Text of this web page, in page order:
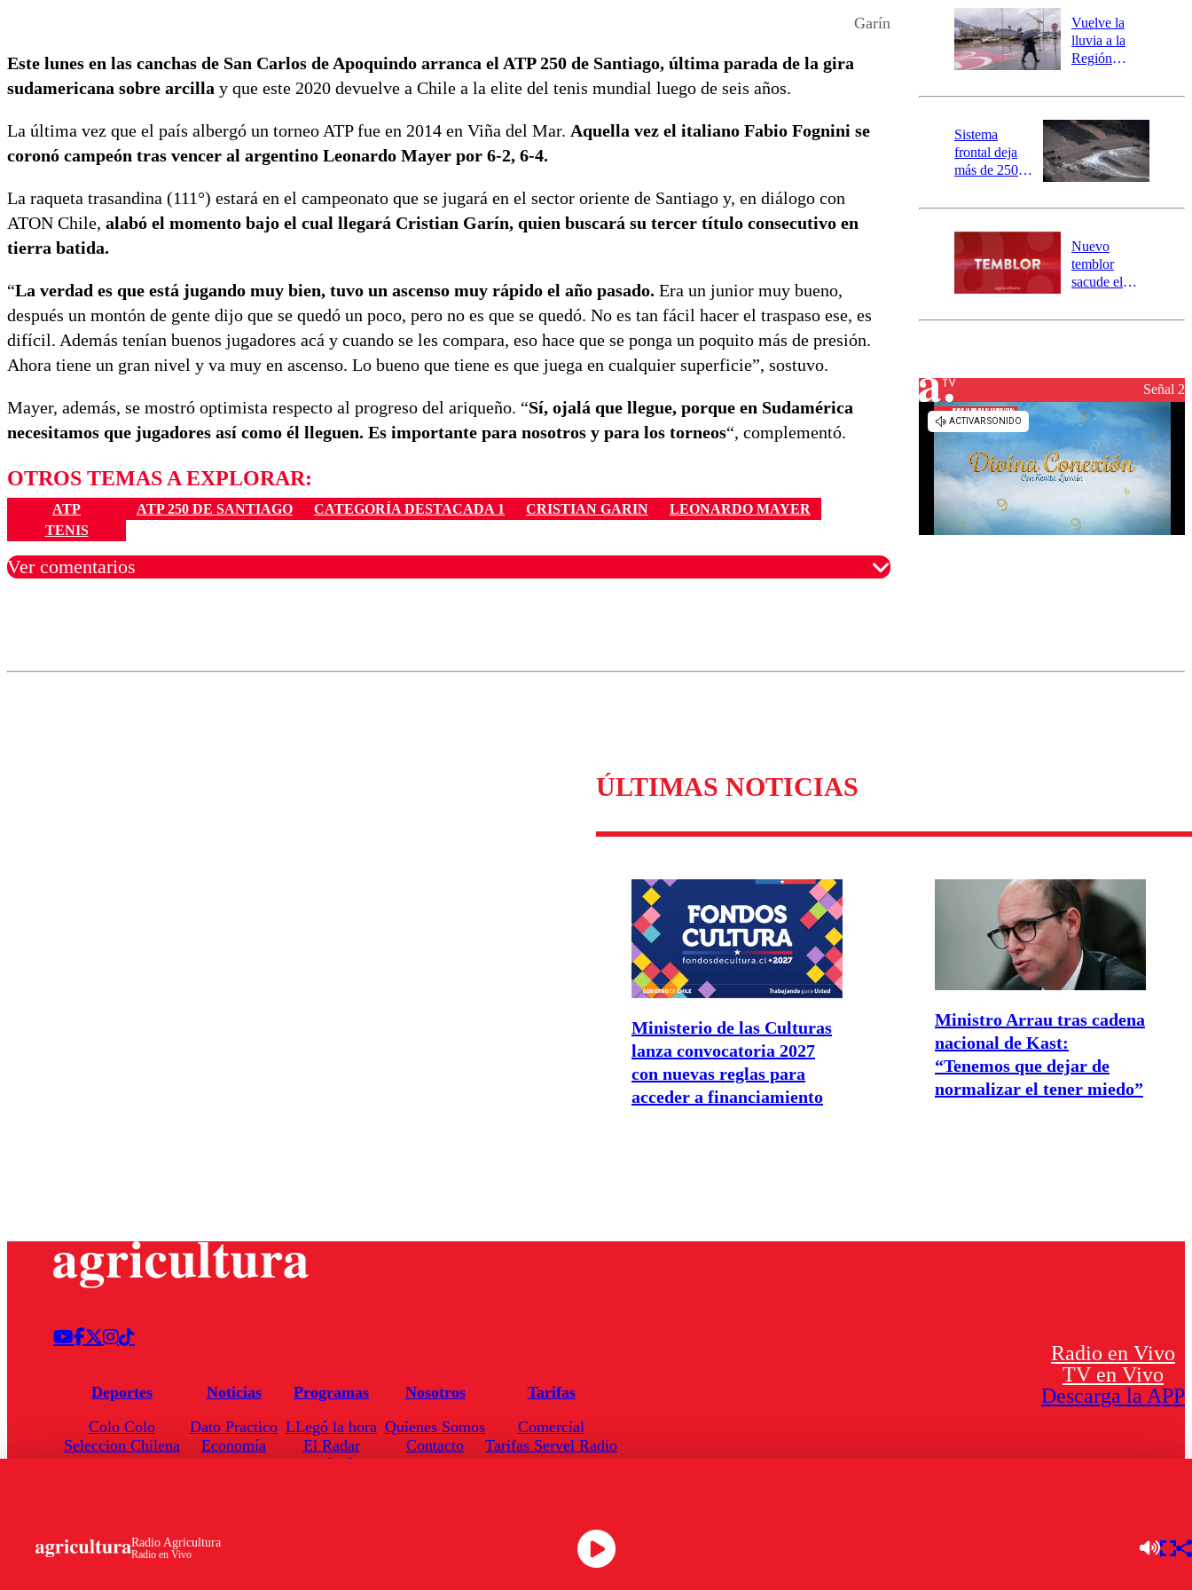
Garín
Este lunes en las canchas de San Carlos de Apoquindo arranca el ATP 250 de Santiago, última parada de la gira
sudamericana sobre arcilla y que este 2020 devuelve a Chile a la elite del tenis mundial luego de seis años.
La última vez que el país albergó un torneo ATP fue en 2014 en Viña del Mar. Aquella vez el italiano Fabio Fognini se
coronó campeón tras vencer al argentino Leonardo Mayer por 6-2, 6-4.
La raqueta trasandina (111°) estará en el campeonato que se jugará en el sector oriente de Santiago y, en diálogo con
ATON Chile, alabó el momento bajo el cual llegará Cristian Garín, quien buscará su tercer título consecutivo en
tierra batida.
“La verdad es que está jugando muy bien, tuvo un ascenso muy rápido el año pasado. Era un junior muy bueno,
después un montón de gente dijo que se quedó un poco, pero no es que se quedó. No es tan fácil hacer el traspaso ese, es
difícil. Además tenían buenos jugadores acá y cuando se les compara, eso hace que se ponga un poquito más de presión.
Ahora tiene un gran nivel y va muy en ascenso. Lo bueno que tiene es que juega en cualquier superficie”, sostuvo.
Mayer, además, se mostró optimista respecto al progreso del ariqueño. “Sí, ojalá que llegue, porque en Sudamérica
necesitamos que jugadores así como él lleguen. Es importante para nosotros y para los torneos“, complementó.
OTROS TEMAS A EXPLORAR:
ATP ATP 250 DE SANTIAGO CATEGORÍA DESTACADA 1 CRISTIAN GARIN
LEONARDO MAYER
TENIS
Ver comentarios
río Damas:
activa
mensajería
SAE
Vuelve la
lluvia a la
Región
este es el
la DMC para
este viernes
Sistema
frontal deja
más de 250
y 317
aisladas entre
Valparaíso y
Los Ríos
Nuevo
temblor
sacude el
revisa la
Señal 2
ÚLTIMAS NOTICIAS
Ministerio de las Culturas
lanza convocatoria 2027
con nuevas reglas para
acceder a financiamiento
Ministro Arrau tras cadena
nacional de Kast:
“Tenemos que dejar de
normalizar el tener miedo”
Radio Agricultura
Radio en Vivo
Deportes
Colo Colo
Seleccion Chilena
Noticias
Dato Practico
Economía
Programas
LLegó la hora
El Radar
Enfoqué Público
Nosotros
Quienes Somos
Contacto
Tarifas
Comercial
Tarifas Servel Radio
Radio en Vivo
TV en Vivo
Descarga la APP